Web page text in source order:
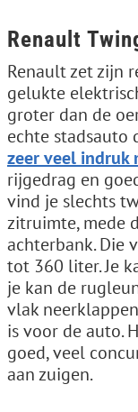
Renault
Renault zet zijn
gelukte
groter dan de
echte stadsauto
zeer veel indruk
rijgedrag en
vind je slechts
zitruimte, mede
achterbank. Die
tot 360 liter. Je
je kan de
vlak
is voor de auto.
goed, veel
aan zuigen.